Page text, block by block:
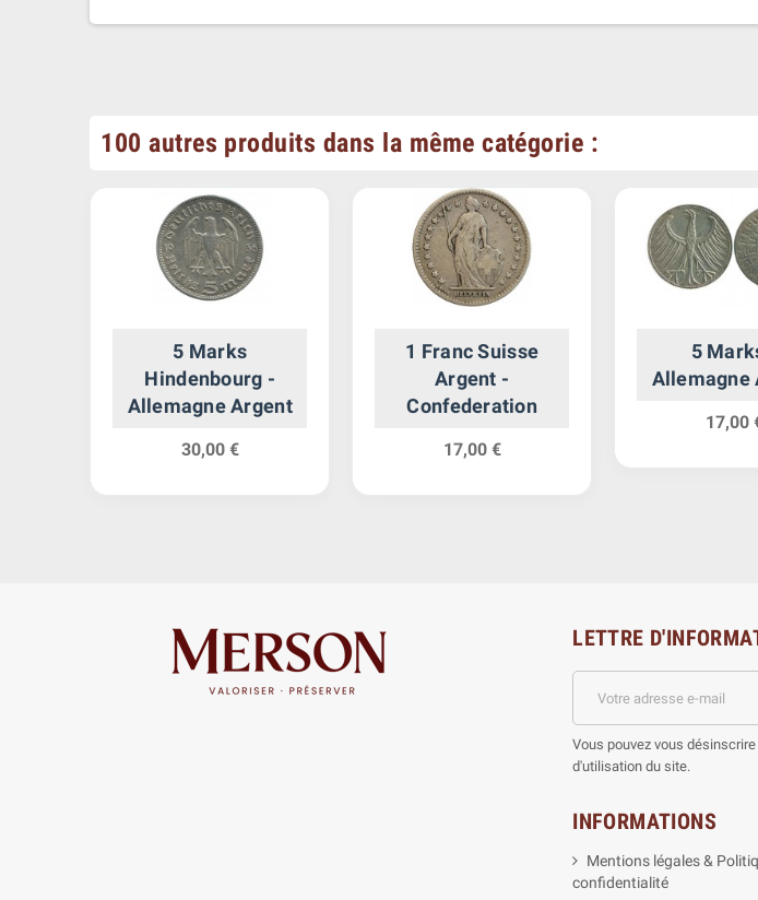
100 autres produits dans la même catégorie :
5 Marks
Hindenbourg -
Allemagne Argent
30,00 €
1 Franc Suisse
Argent -
Confederation
17,00 €
5
Allemagne
17,00
LETTRE
Vous pouvez vous
d'utilisation du site.
INFORMATIONS
Mentions légales &
confidentialité